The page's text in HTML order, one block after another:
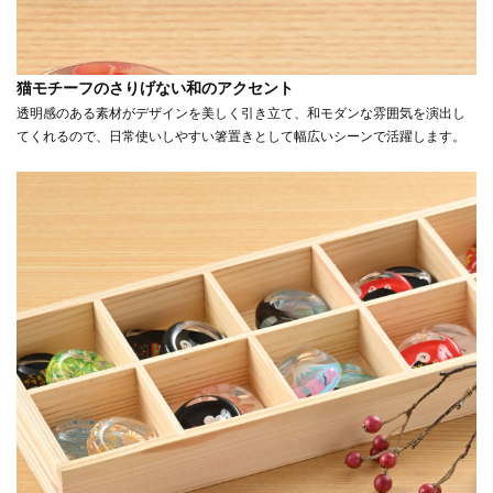
猫モチーフのさりげない和のアクセント
透明感のある素材がデザインを美しく引き立て、和モダンな雰囲気を演出し
てくれるので、日常使いしやすい箸置きとして幅広いシーンで活躍します。